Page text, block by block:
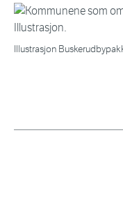
Illustrasjon